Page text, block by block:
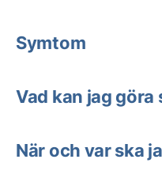
Symtom
Vad kan jag göra
När och var ska